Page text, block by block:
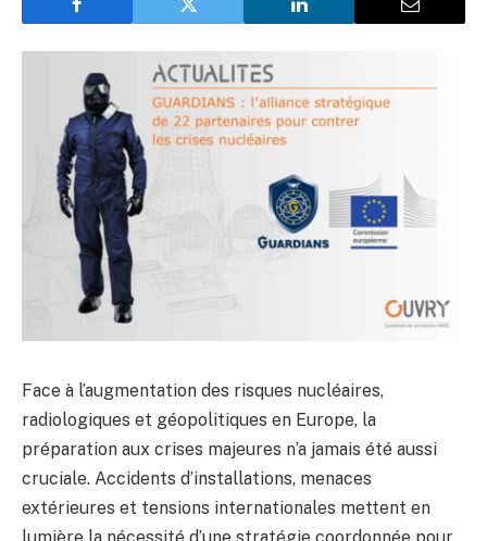
Face à l’augmentation des risques nucléaires,
radiologiques et géopolitiques en Europe, la
préparation aux crises majeures n’a jamais été aussi
cruciale. Accidents d’installations, menaces
extérieures et tensions internationales mettent en
lumière la nécessité d’une stratégie coordonnée pour